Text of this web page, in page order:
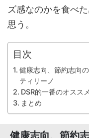
ズ感なのかを食べ
思う。
目次
健康志向、節約志向
ティリーノ
DSR的一番のオスス
まとめ
健康志向、節約